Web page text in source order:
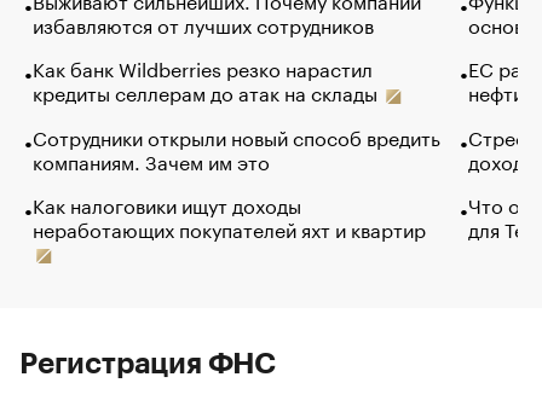
избавляются от лучших сотрудников
Как банк Wildberries резко нарастил
кредиты селлерам до атак на склады
Сотрудники открыли новый способ вредить
компаниям. Зачем им это
Как налоговики ищут доходы
неработающих покупателей яхт и квартир
основ
ЕС
нефти
Что
для
Регистрация ФНС